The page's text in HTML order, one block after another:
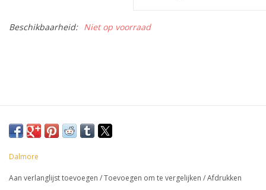
Relatiegeschenken
Acties
Over ons
Beschikbaarheid: Niet op voorraad
Dalmore
Aan verlanglijst toevoegen /Toevoegen om te vergelijken /Afdrukken